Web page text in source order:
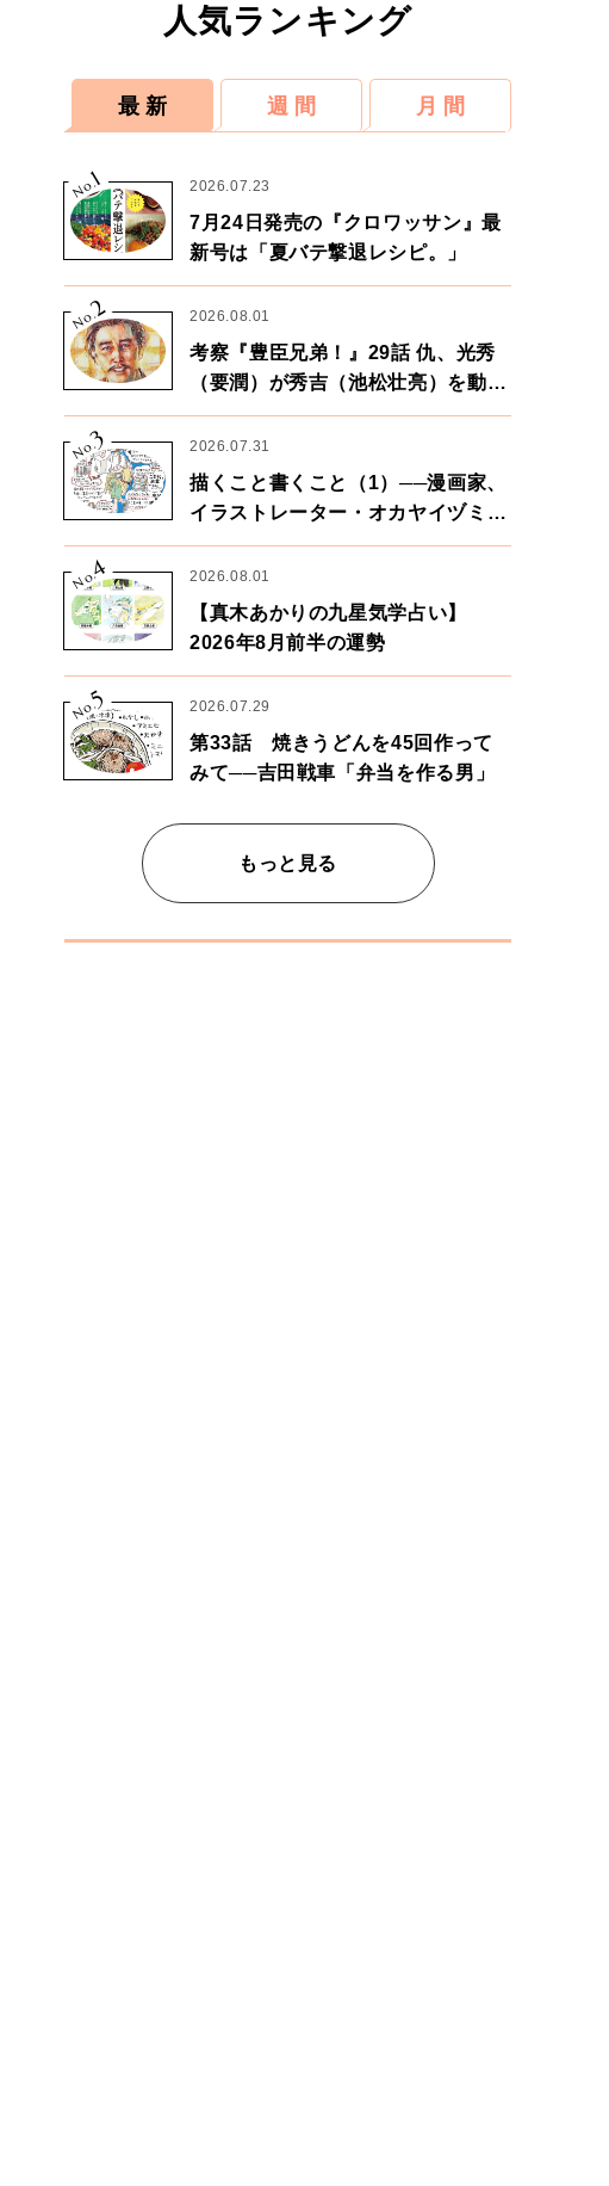
人気ランキング
最 新 週 間 月 間
No.
1 2026.07.23
7月24日発売の『クロワッサン』最
新号は「夏バテ撃退レシピ。」
No.2 2026.08.01
考察『豊臣兄弟！』29話 仇、光秀
（要潤）が秀吉（池松壮亮）を動か
す。天下に向けた兄弟の分岐点。
No.
3 2026.07.31
描くこと書くこと（1）──漫画家、
イラストレーター・オカヤイヅミさ
ん×漫画家・鶴谷香央理さん
No.
4 2026.08.01
【真木あかりの九星気学占い】
2026年8月前半の運勢
No.
5 2026.07.29
第33話 焼きうどんを45回作って
みて──吉田戦車「弁当を作る男」
もっと見る